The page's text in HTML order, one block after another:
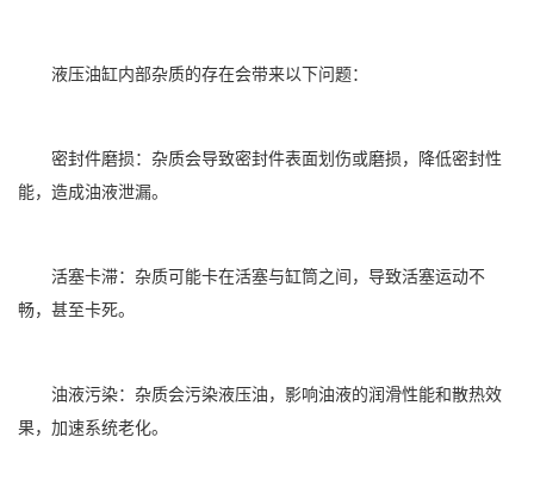
液压油缸内部杂质的存在会带来以下问题：
密封件磨损：杂质会导致密封件表面划伤或磨损，降低密封性
能，造成油液泄漏。
活塞卡滞：杂质可能卡在活塞与缸筒之间，导致活塞运动不
畅，甚至卡死。
油液污染：杂质会污染液压油，影响油液的润滑性能和散热效
果，加速系统老化。